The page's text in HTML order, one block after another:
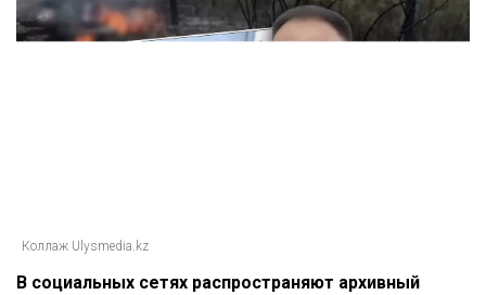
Коллаж Ulysmedia.kz
В социальных сетях распространяют архивный